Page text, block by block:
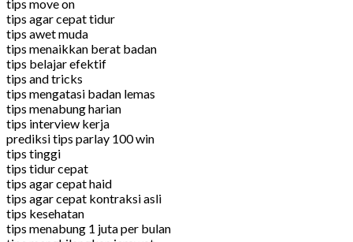
tips move on
tips agar cepat tidur
tips awet muda
tips menaikkan berat badan
tips belajar efektif
tips and tricks
tips mengatasi badan lemas
tips menabung harian
tips interview kerja
prediksi tips parlay 100 win
tips tinggi
tips tidur cepat
tips agar cepat haid
tips agar cepat kontraksi asli
tips kesehatan
tips menabung 1 juta per bulan